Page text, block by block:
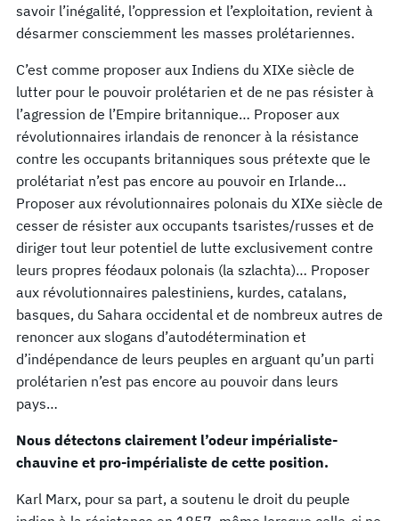
savoir l’inégalité, l’oppression et l’exploitation, revient à
désarmer consciemment les masses prolétariennes.
C’est comme proposer aux Indiens du XIXe siècle de
lutter pour le pouvoir prolétarien et de ne pas résister à
l’agression de l’Empire britannique… Proposer aux
révolutionnaires irlandais de renoncer à la résistance
contre les occupants britanniques sous prétexte que le
prolétariat n’est pas encore au pouvoir en Irlande…
Proposer aux révolutionnaires polonais du XIXe siècle de
cesser de résister aux occupants tsaristes/russes et de
diriger tout leur potentiel de lutte exclusivement contre
leurs propres féodaux polonais (la szlachta)… Proposer
aux révolutionnaires palestiniens, kurdes, catalans,
basques, du Sahara occidental et de nombreux autres de
renoncer aux slogans d’autodétermination et
d’indépendance de leurs peuples en arguant qu’un parti
prolétarien n’est pas encore au pouvoir dans leurs
pays…
Nous détectons clairement l’odeur impérialiste-
chauvine et pro-impérialiste de cette position.
Karl Marx, pour sa part, a soutenu le droit du peuple